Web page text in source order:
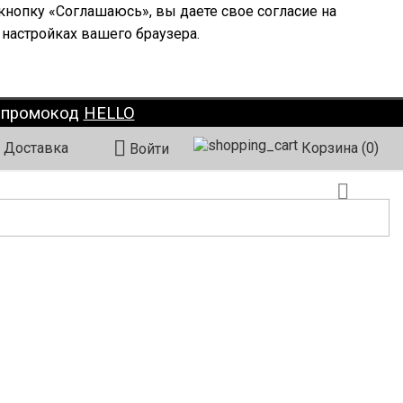
«Соглашаюсь», вы даете свое согласие на
вашего браузера.
HELLO
Доставка  Войти Корзина (0)
